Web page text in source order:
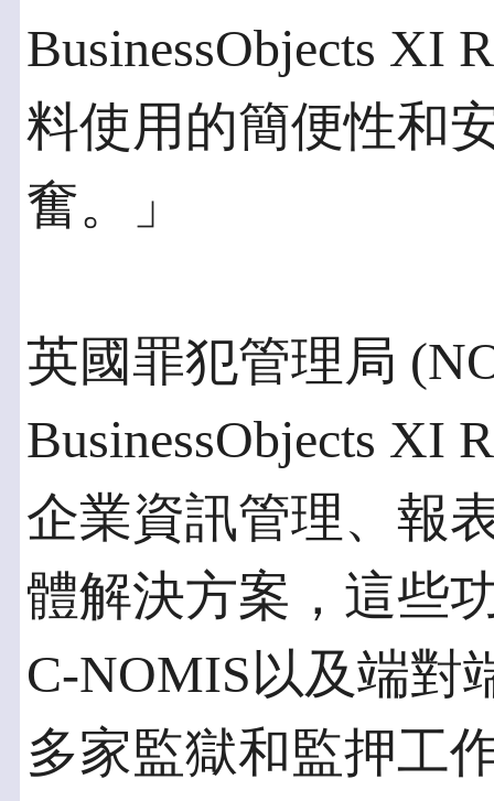
BusinessObjects XI
料使用的簡便性和
奮。」
英國罪犯管理局
BusinessObjects XI
企業資訊管理、報
體解決方案，這些
C-NOMIS以及端對
多家監獄和監押工